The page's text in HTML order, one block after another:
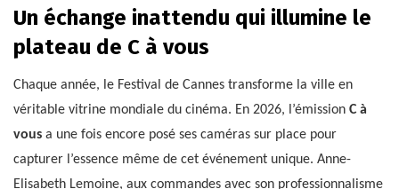
Un échange inattendu qui illumine le
plateau de C à vous
Chaque année, le Festival de Cannes transforme la ville en
véritable vitrine mondiale du cinéma. En 2026, l’émission C à
vous a une fois encore posé ses caméras sur place pour
capturer l’essence même de cet événement unique. Anne-
Elisabeth Lemoine, aux commandes avec son professionnalisme